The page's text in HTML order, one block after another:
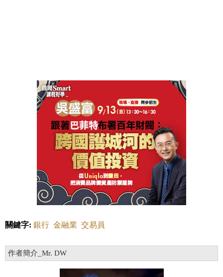
關鍵字: 銀行 金融業 交易員
作者簡介_Mr. DW